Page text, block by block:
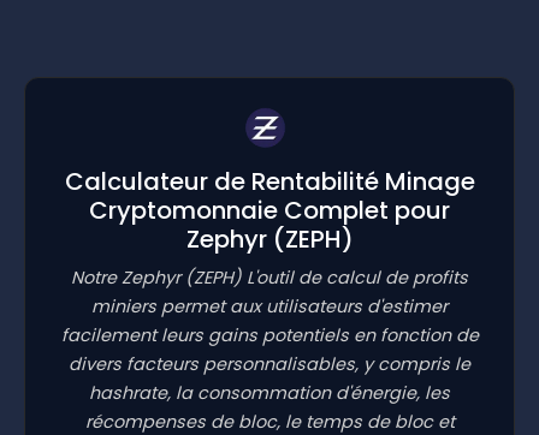
Calculateur de Rentabilité Minage
Cryptomonnaie Complet pour
Zephyr (ZEPH)
Notre Zephyr (ZEPH) L'outil de calcul de profits
miniers permet aux utilisateurs d'estimer
facilement leurs gains potentiels en fonction de
divers facteurs personnalisables, y compris le
hashrate, la consommation d'énergie, les
récompenses de bloc, le temps de bloc et